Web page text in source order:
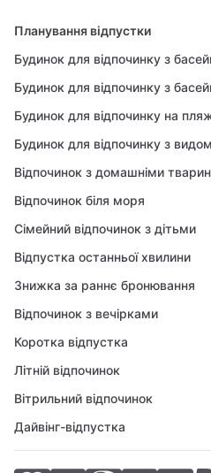
Планування відпустки
Будинок для відпочинку з
Будинок для відпочинку з
Будинок для відпочинку на
Будинок для відпочинку з
Відпочинок з домашніми
Відпочинок біля моря
Сімейний відпочинок з дітьми
Відпустка останньої хвилини
Знижка за раннє бронювання
Відпочинок з вечірками
Коротка відпустка
Літній відпочинок
Вітрильний відпочинок
Дайвінг-відпустка